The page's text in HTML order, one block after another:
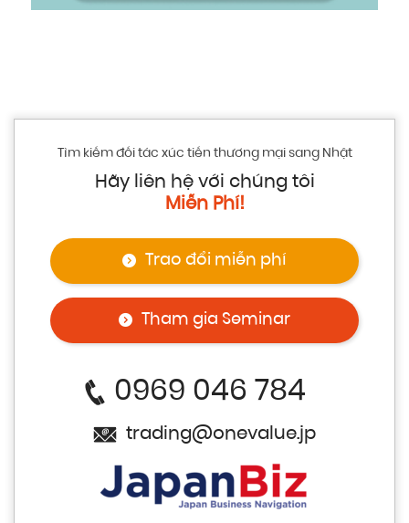
Tìm kiếm đối tác xúc tiến thương mại sang Nhật
Hãy liên hệ với chúng tôi
Miễn Phí!
Trao đổi miễn phí
Tham gia Seminar
0969 046 784
trading@onevalue.jp